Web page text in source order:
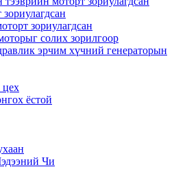
зориулагдсан
солих зорилгоор
эрчим хүчний генераторын
ёстой
Чи